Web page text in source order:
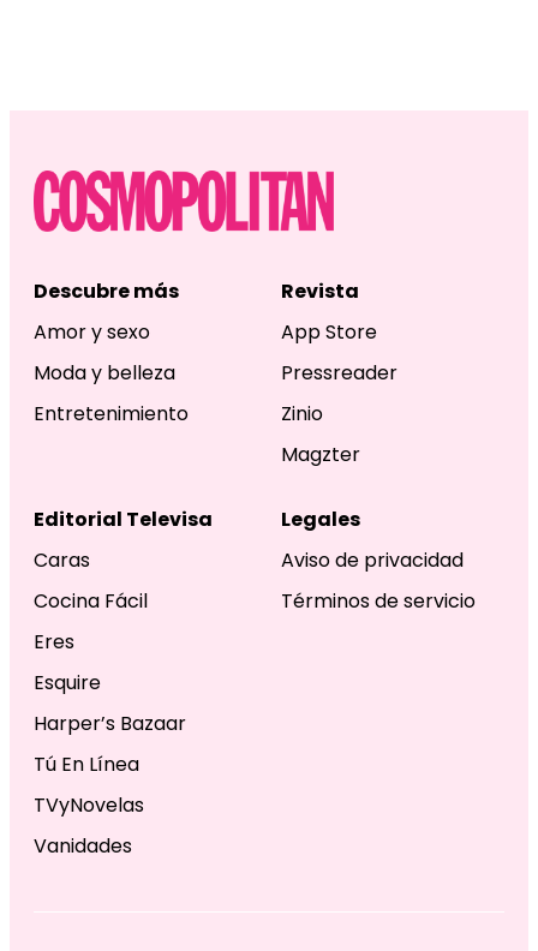
Descubre más
Amor y sexo
Moda y belleza
Entretenimiento
Revista
App Store
Pressreader
Zinio
Magzter
Editorial Televisa
Caras
Cocina Fácil
Eres
Esquire
Harper’s Bazaar
Tú En Línea
TVyNovelas
Vanidades
Legales
Aviso de privacidad
Términos de servicio